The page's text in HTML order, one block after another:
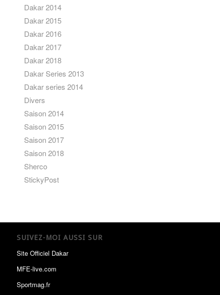
Dakar 2014
Dakar 2015
Dakar 2016
Dakar 2017
Dakar 2018
Dakar Series 2013
Dakar series 2014
Divers
Saison 2014
Saison 2015
Saison 2017
Saison 2018
Sherco
StickyPost
SUIVEZ-MOI AUSSI SUR
Site Officiel Dakar
MFE-live.com
Sportmag.fr